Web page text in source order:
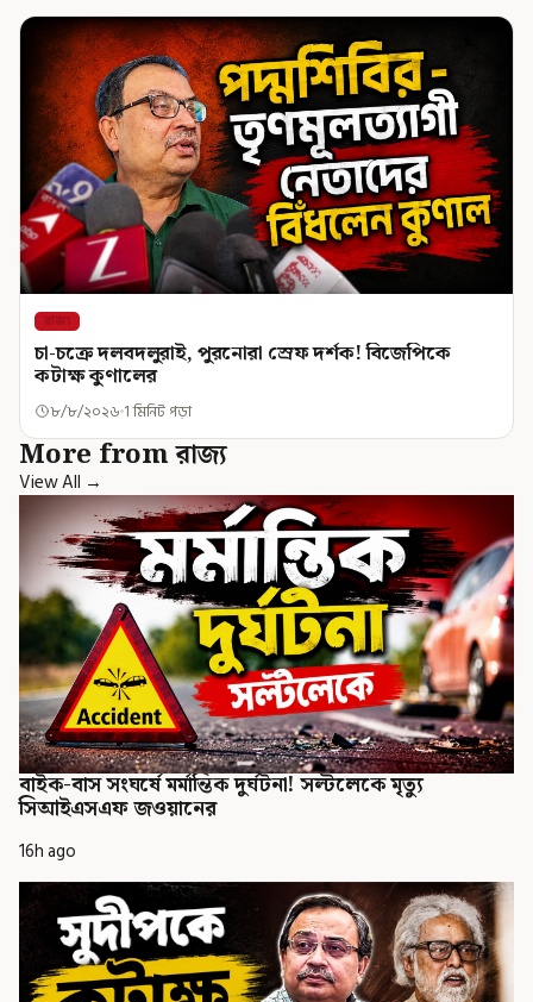
রাজ্য
চা-চক্রে দলবদলুরাই, পুরনোরা স্রেফ দর্শক! বিজেপিকে
কটাক্ষ কুণালের
৮/৮/২০২৬ 1 মিনিট পড়া
More from রাজ্য
View All →
বাইক-বাস সংঘর্ষে মর্মান্তিক দুর্ঘটনা! সল্টলেকে মৃত্যু
সিআইএসএফ জওয়ানের
16h ago